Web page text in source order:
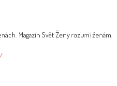
Magazín Svět Ženy rozumí ženám.